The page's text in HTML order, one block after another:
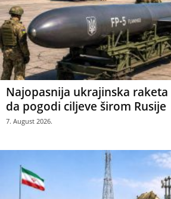
Najopasnija ukrajinska raketa
da pogodi ciljeve širom Rusije
7. August 2026.